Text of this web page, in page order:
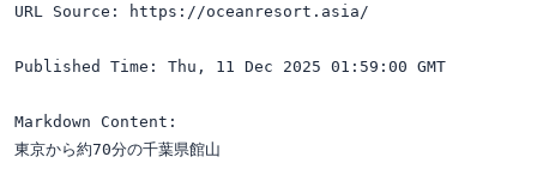
URL Source: https://oceanresort.asia/
Published Time: Thu, 11 Dec 2025 01:59:00 GMT
Markdown Content:
東京から約70分の千葉県館山